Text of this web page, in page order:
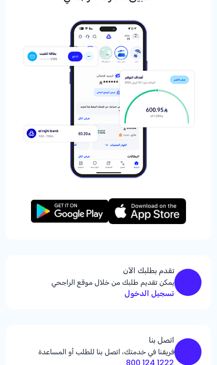
تقدم بطلبك الآن
يمكن تقديم طلبك من خلال موقع الراجحي
تسجيل الدخول
اتصل بنا
فريقنا في خدمتك، اتصل بنا للطلب أو المساعدة